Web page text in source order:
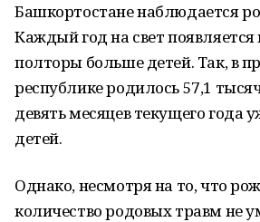
Башкортостане наблюдается
Каждый год на свет появляется
полторы больше детей. Так, в
республике родилось 57,1
девять месяцев текущего года
детей.
Однако, несмотря на то, что
количество родовых травм не